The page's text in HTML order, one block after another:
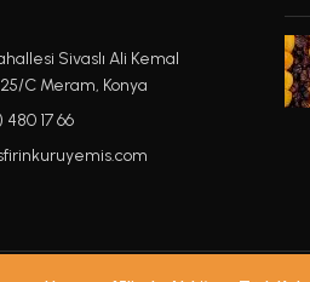
Sivaslı Ali Kemal
C Meram, Konya
480 17 66